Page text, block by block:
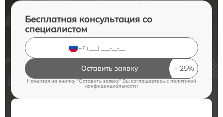
Бесплатная консультация со
специалистом
Оставить заявку
Нажимая на кнопку "Оставить заявку" Вы соглашаетесь cполитикой
конфиденциальности